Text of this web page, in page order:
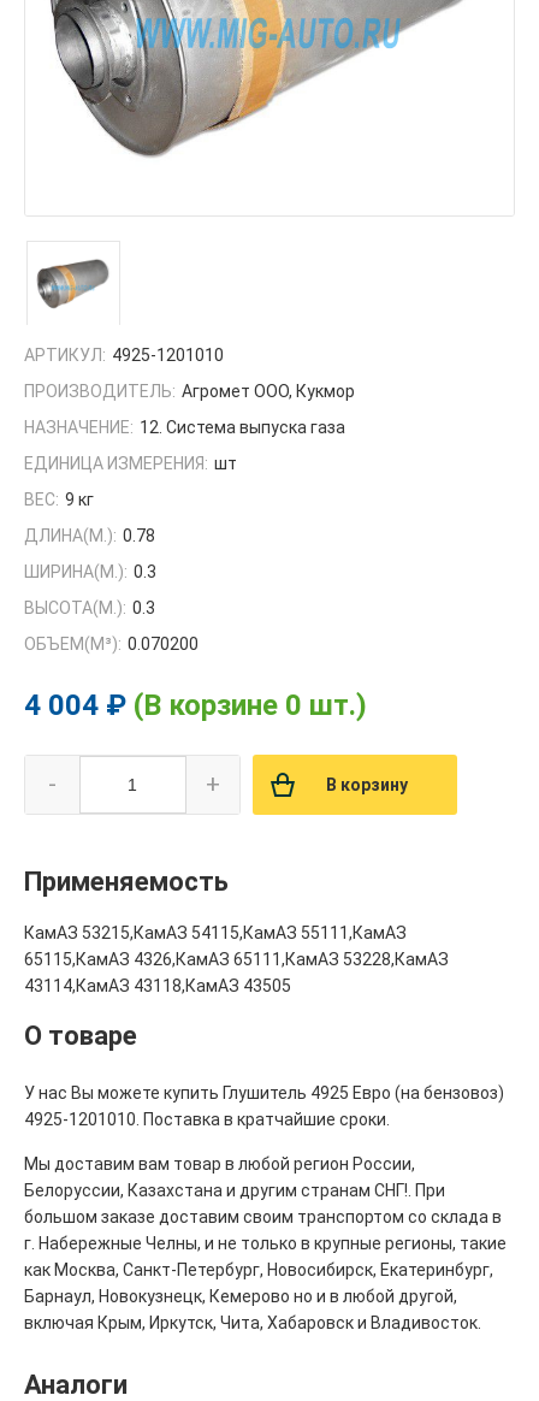
АРТИКУЛ: 4925-1201010
ПРОИЗВОДИТЕЛЬ: Агромет ООО, Кукмор
НАЗНАЧЕНИЕ: 12. Система выпуска газа
ЕДИНИЦА ИЗМЕРЕНИЯ: шт
ВЕС: 9 кг
ДЛИНА(М.): 0.78
ШИРИНА(М.): 0.3
ВЫСОТА(М.): 0.3
ОБЪЕМ(M³): 0.070200
4 004 ₽ (В корзине 0 шт.)
- + В корзину
Применяемость
КамАЗ 53215,КамАЗ 54115,КамАЗ 55111,КамАЗ
65115,КамАЗ 4326,КамАЗ 65111,КамАЗ 53228,КамАЗ
43114,КамАЗ 43118,КамАЗ 43505
О товаре
У нас Вы можете купить Глушитель 4925 Евро (на бензовоз)
4925-1201010. Поставка в кратчайшие сроки.
Мы доставим вам товар в любой регион России,
Белоруссии, Казахстана и другим странам СНГ!. При
большом заказе доставим своим транспортом со склада в
г. Набережные Челны, и не только в крупные регионы, такие
как Москва, Санкт-Петербург, Новосибирск, Екатеринбург,
Барнаул, Новокузнецк, Кемерово но и в любой другой,
включая Крым, Иркутск, Чита, Хабаровск и Владивосток.
Аналоги